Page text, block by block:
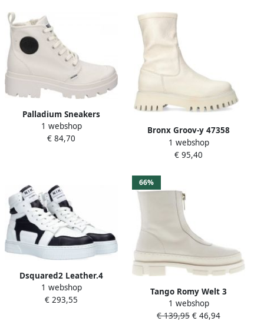
Palladium Sneakers
pallabase twill 76709-l47
Wit Dames
1 webshop
€ 84,70
Bronx Groov-y 47358
Chelsea boots Enkellaarsjes
Dames Wit
1 webshop
€ 95,40
Dsquared2 Leather.4
Sneakers: Upgrade je
sneaker game Meerkleurig
1 webshop
€ 293,55
66%
Tango Romy Welt 3
Enkelboots Enkellaarsjes
Dames Wit
1 webshop
€ 139,95 € 46,94